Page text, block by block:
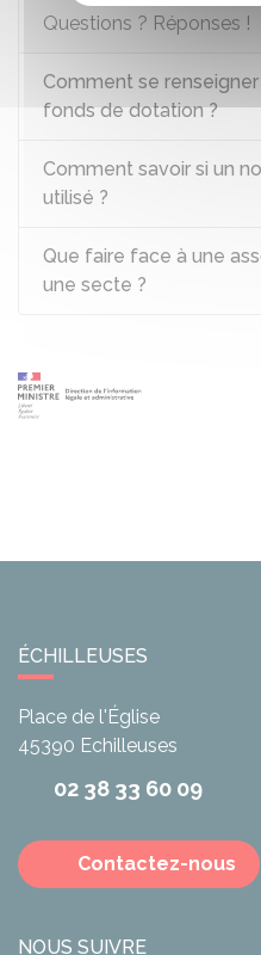
Questions ? Réponses !
Comment se
fonds de dotation ?
Comment savoir si un
utilisé ?
Que faire face à une
une secte ?
ÉCHILLEUSES
Place de l'Église
45390 Echilleuses
02 38 33 60 09
Contactez-nous
NOUS SUIVRE